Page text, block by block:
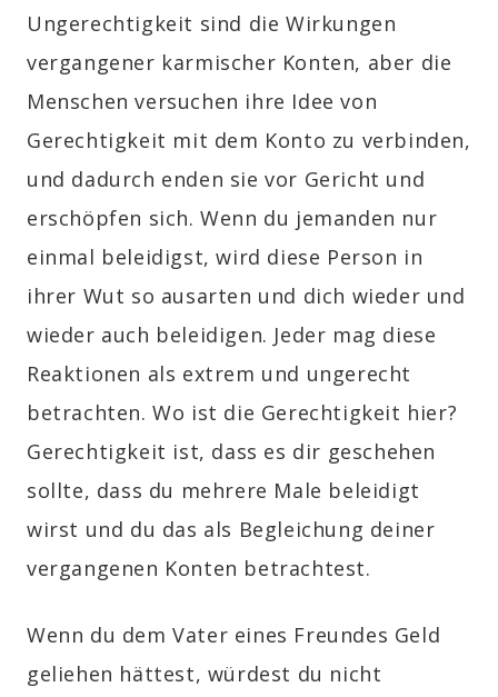
Ungerechtigkeit sind die Wirkungen
vergangener karmischer Konten, aber die
Menschen versuchen ihre Idee von
Gerechtigkeit mit dem Konto zu verbinden,
und dadurch enden sie vor Gericht und
erschöpfen sich. Wenn du jemanden nur
einmal beleidigst, wird diese Person in
ihrer Wut so ausarten und dich wieder und
wieder auch beleidigen. Jeder mag diese
Reaktionen als extrem und ungerecht
betrachten. Wo ist die Gerechtigkeit hier?
Gerechtigkeit ist, dass es dir geschehen
sollte, dass du mehrere Male beleidigt
wirst und du das als Begleichung deiner
vergangenen Konten betrachtest.
Wenn du dem Vater eines Freundes Geld
geliehen hättest, würdest du nicht